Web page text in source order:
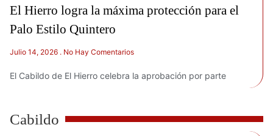
El Hierro logra la máxima protección para el
Palo Estilo Quintero
Julio 14, 2026 No Hay Comentarios
El Cabildo de El Hierro celebra la aprobación por parte
Cabildo